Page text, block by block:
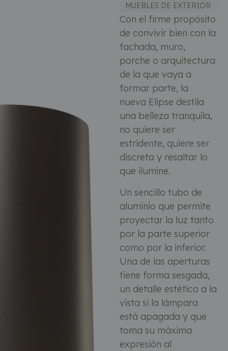
MUEBLES DE EXTERIOR
Con el firme propósito
de convivir bien con la
fachada, muro,
porche o arquitectura
de la que vaya a
formar parte, la
nueva Elipse destila
una belleza tranquila,
no quiere ser
estridente, quiere ser
discreta y resaltar lo
que ilumine.
Un sencillo tubo de
aluminio que permite
proyectar la luz tanto
por la parte superior
como por la inferior.
Una de las aperturas
tiene forma sesgada,
un detalle estético a la
vista si la lámpara
está apagada y que
toma su máxima
expresión al